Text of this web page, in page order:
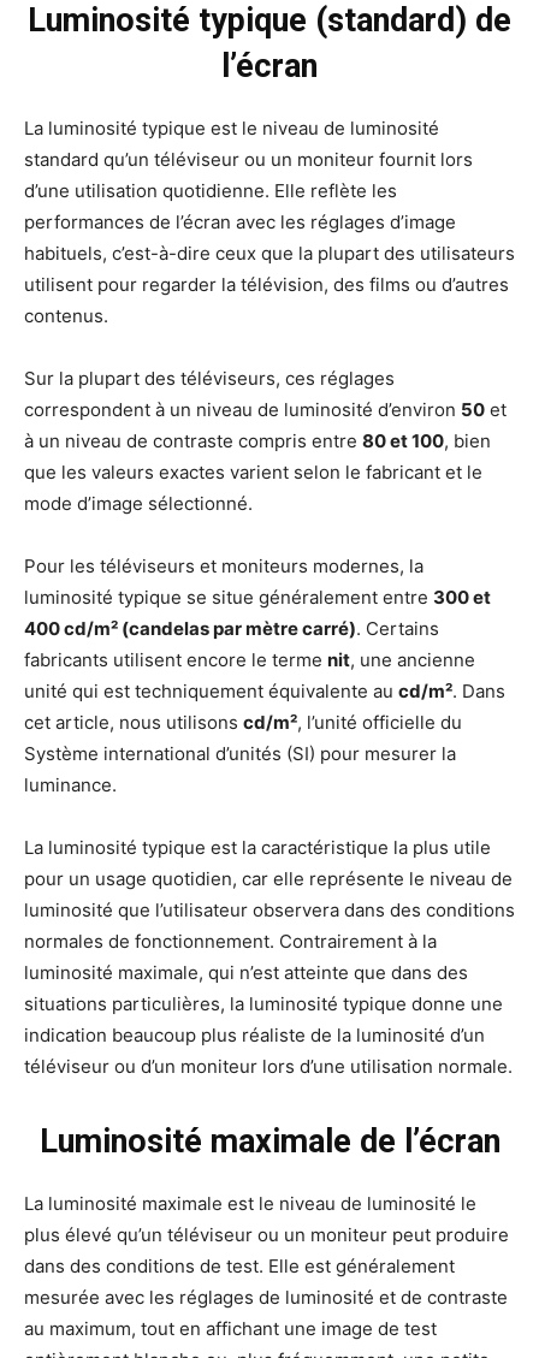
Luminosité typique (standard) de
l’écran
La luminosité typique est le niveau de luminosité
standard qu’un téléviseur ou un moniteur fournit lors
d’une utilisation quotidienne. Elle reflète les
performances de l’écran avec les réglages d’image
habituels, c’est-à-dire ceux que la plupart des utilisateurs
utilisent pour regarder la télévision, des films ou d’autres
contenus.
Sur la plupart des téléviseurs, ces réglages
correspondent à un niveau de luminosité d’environ 50 et
à un niveau de contraste compris entre 80 et 100, bien
que les valeurs exactes varient selon le fabricant et le
mode d’image sélectionné.
Pour les téléviseurs et moniteurs modernes, la
luminosité typique se situe généralement entre 300 et
400 cd/m² (candelas par mètre carré). Certains
fabricants utilisent encore le terme nit, une ancienne
unité qui est techniquement équivalente au cd/m². Dans
cet article, nous utilisons cd/m², l’unité officielle du
Système international d’unités (SI) pour mesurer la
luminance.
La luminosité typique est la caractéristique la plus utile
pour un usage quotidien, car elle représente le niveau de
luminosité que l’utilisateur observera dans des conditions
normales de fonctionnement. Contrairement à la
luminosité maximale, qui n’est atteinte que dans des
situations particulières, la luminosité typique donne une
indication beaucoup plus réaliste de la luminosité d’un
téléviseur ou d’un moniteur lors d’une utilisation normale.
Luminosité maximale de l’écran
La luminosité maximale est le niveau de luminosité le
plus élevé qu’un téléviseur ou un moniteur peut produire
dans des conditions de test. Elle est généralement
mesurée avec les réglages de luminosité et de contraste
au maximum, tout en affichant une image de test